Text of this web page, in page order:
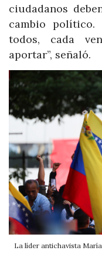
ciudadanos
cambio político.
todos, cada
aportar”, señaló.
La líder antichavista